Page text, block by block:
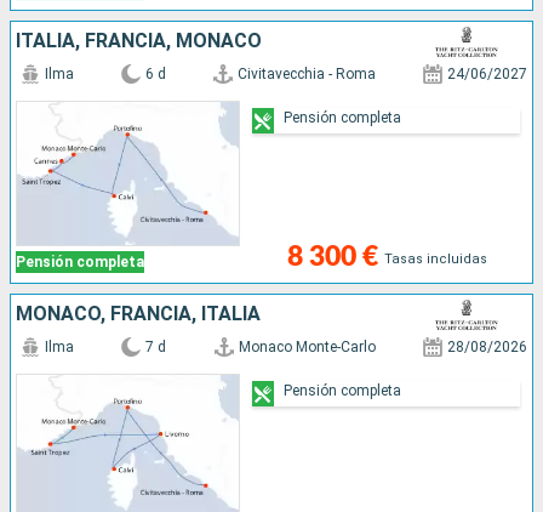
ITALIA, FRANCIA, MONACO
Pensión completa
Ilma 6 d Civitavecchia - Roma 24/06/2027
8 300 € Tasas incluidas
Pensión completa
MONACO, FRANCIA, ITALIA
Ilma 7 d Monaco Monte-Carlo 28/08/2026
Pensión completa